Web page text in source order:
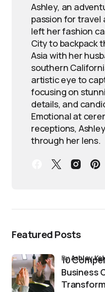
Ashley, an
passion for travel
left her fashion
City to backpack
Asia with her
southern
artistic eye to
focusing on
details, and
Emotional at
receptions,
through her lens.
Featured Posts
10
Business
byAshley